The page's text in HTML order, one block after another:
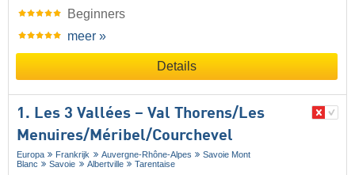
Beginners
meer »
Details
1. Les 3 Vallées – Val Thorens/​Les
Menuires/​Méribel/​Courchevel
Europa Frankrijk Auvergne-Rhône-Alpes
Savoie Mont
Blanc
Savoie Albertville Tarentaise